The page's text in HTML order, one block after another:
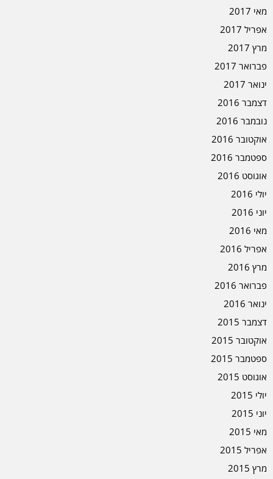
מאי 2017
אפריל 2017
מרץ 2017
פברואר 2017
ינואר 2017
דצמבר 2016
נובמבר 2016
אוקטובר 2016
ספטמבר 2016
אוגוסט 2016
יולי 2016
יוני 2016
מאי 2016
אפריל 2016
מרץ 2016
פברואר 2016
ינואר 2016
דצמבר 2015
אוקטובר 2015
ספטמבר 2015
אוגוסט 2015
יולי 2015
יוני 2015
מאי 2015
אפריל 2015
מרץ 2015